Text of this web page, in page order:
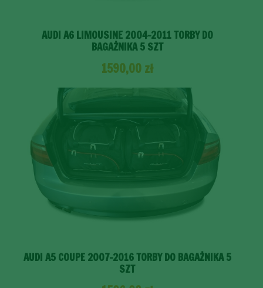
AUDI A6 LIMOUSINE 2004-2011 TORBY DO
BAGAŻNIKA 5 SZT
1590,00 zł
AUDI A5 COUPE 2007-2016 TORBY DO BAGAŻNIKA 5
SZT